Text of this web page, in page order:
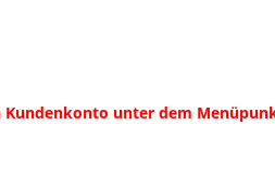
Kundenkonto unter dem